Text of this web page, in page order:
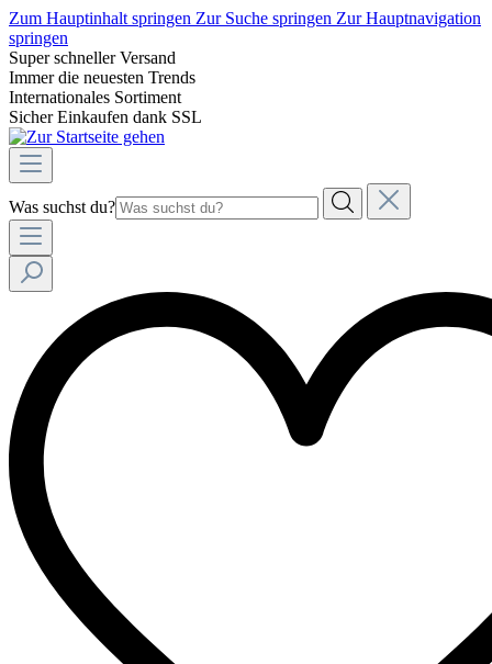
Zum Hauptinhalt springen Zur Suche springen Zur Hauptnavigation
springen
Super schneller Versand
Immer die neuesten Trends
Internationales Sortiment
Sicher Einkaufen dank SSL
Was suchst du?